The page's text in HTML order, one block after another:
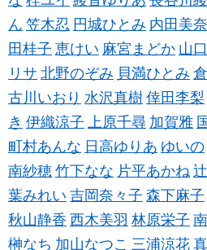
ん 笠木忍 円城ひとみ 内田美
田桂子 恵けい 麻宮まどか 山
リサ 北野のぞみ 貝満ひとみ
古川いおり 水沢真樹 倖田李梨
き 伊織涼子 上原千尋 加賀雅
町村あんな 日高ゆりあ ゆいの
南紗穂 竹下なな 片平あかね
葉みれい 吉岡奈々子 森下麻子
秋山静香 西木美羽 林原栄子
榊なち 加山なつこ 三浦涼花